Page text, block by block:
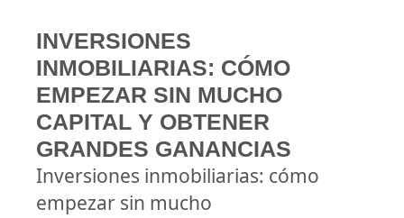
INVERSIONES
INMOBILIARIAS: CÓMO
EMPEZAR SIN MUCHO
CAPITAL Y OBTENER
GRANDES GANANCIAS
Inversiones inmobiliarias: cómo
empezar sin mucho